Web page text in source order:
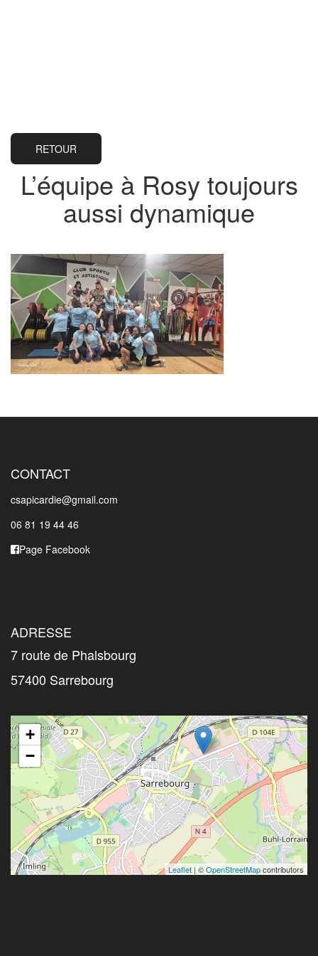
RETOUR
L’équipe à Rosy toujours
aussi dynamique
CONTACT
csapicardie@gmail.com
06 81 19 44 46
Page Facebook
ADRESSE
7 route de Phalsbourg
57400 Sarrebourg
+
−
Leaflet | ©OpenStreetMapcontributors